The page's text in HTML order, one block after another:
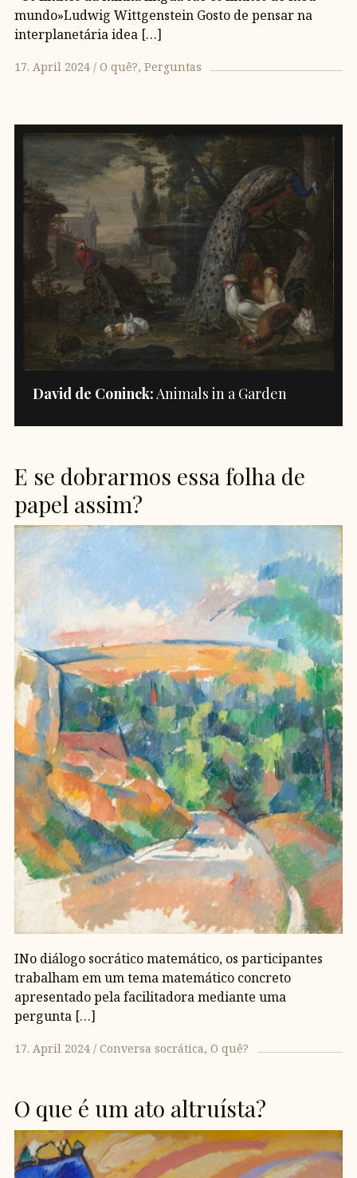
mundo»Ludwig Wittgenstein Gosto de pensar na
interplanetária idea […]
17. April 2024 O quê? Perguntas
David de Coninck: Animals in a Garden
E se dobrarmos essa folha de
papel assim?
INo diálogo socrático matemático, os participantes
trabalham em um tema matemático concreto
apresentado pela facilitadora mediante uma
pergunta […]
17. April 2024 Conversa socrática O quê?
O que é um ato altruísta?